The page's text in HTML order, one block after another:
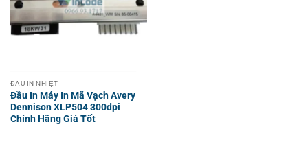
ĐẦU IN NHIỆT
Đầu In Máy In Mã Vạch Avery
Dennison XLP504 300dpi
Chính Hãng Giá Tốt